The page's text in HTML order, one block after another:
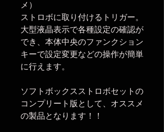
メ）
ストロボに取り付けるトリガー。
大型液晶表示で各種設定の確認が
でき、本体中央のファンクション
キーで設定変更などの操作が簡単
に行えます。
ソフトボックスストロボセットの
コンプリート版として、オススメ
の製品となります！！